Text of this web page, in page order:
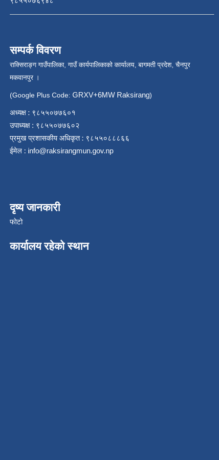
सम्पर्क विवरण
राक्सिराङ्ग गाउँपालिका, गाउँ कार्यपालिकाको कार्यालय, बागमती प्रदेश, चैनपुर
मकवानपुर ।
(Google Plus Code: GRXV+6MW Raksirang)
अध्यक्ष : ९८५५०७७६०१
उपाध्यक्ष : ९८५५०७७६०२
प्रमुख प्रशासकीय अधिकृत : ९८५५०८८८६६
ईमेल : info@raksirangmun.gov.np
दृष्य जानकारी
फोटो
कार्यालय रहेको स्थान